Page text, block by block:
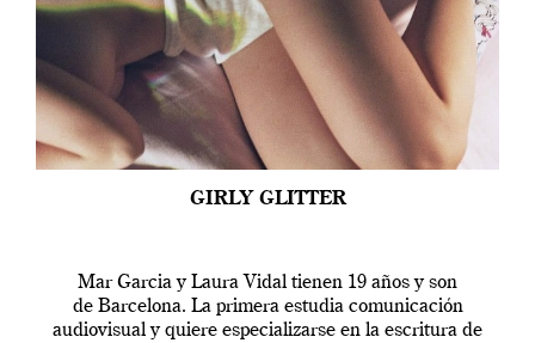
GIRLY GLITTER
Mar Garcia y Laura Vidal tienen 19 años y son
de Barcelona. La primera estudia comunicación
audiovisual y quiere especializarse en la escritura de